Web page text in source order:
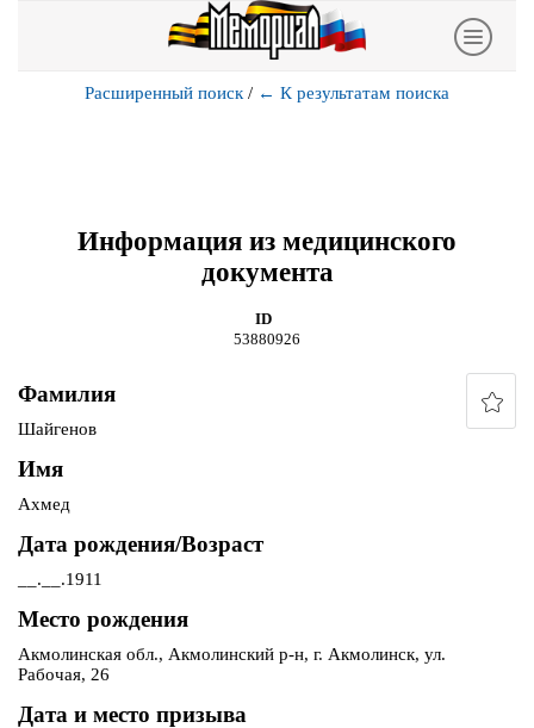
Расширенный поиск / ← К результатам поиска
Информация из медицинского
документа
ID
53880926
Фамилия
Шайгенов
Имя
Ахмед
Дата рождения/Возраст
__.__.1911
Место рождения
Акмолинская обл., Акмолинский р-н, г. Акмолинск, ул.
Рабочая, 26
Дата и место призыва